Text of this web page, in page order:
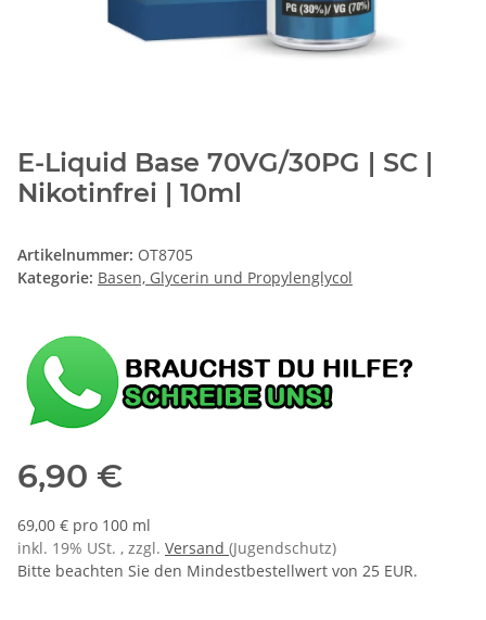
E-Liquid Base 70VG/30PG | SC |
Nikotinfrei | 10ml
Artikelnummer: OT8705
Kategorie: Basen, Glycerin und Propylenglycol
6,90 €
69,00 € pro 100 ml
inkl. 19% USt. , zzgl. Versand (Jugendschutz)
Bitte beachten Sie den Mindestbestellwert von 25 EUR.